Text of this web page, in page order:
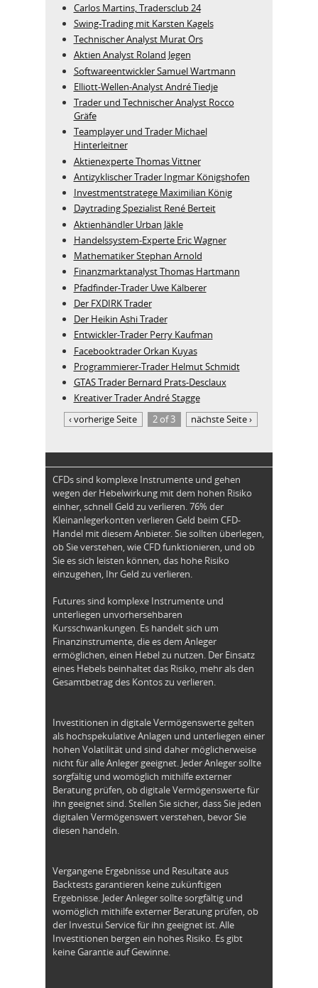
Carlos Martins, Tradersclub 24
Swing-Trading mit Karsten Kagels
Technischer Analyst Murat Örs
Aktien Analyst Roland Jegen
Softwareentwickler Samuel Wartmann
Elliott-Wellen-Analyst André Tiedje
Trader und Technischer Analyst Rocco
Gräfe
Teamplayer und Trader Michael
Hinterleitner
Aktienexperte Thomas Vittner
Antizyklischer Trader Ingmar Königshofen
Investmentstratege Maximilian König
Daytrading Spezialist René Berteit
Aktienhändler Urban Jäkle
Handelssystem-Experte Eric Wagner
Mathematiker Stephan Arnold
Finanzmarktanalyst Thomas Hartmann
Pfadfinder-Trader Uwe Kälberer
Der FXDIRK Trader
Der Heikin Ashi Trader
Entwickler-Trader Perry Kaufman
Facebooktrader Orkan Kuyas
Programmierer-Trader Helmut Schmidt
GTAS Trader Bernard Prats-Desclaux
Kreativer Trader André Stagge
‹ vorherige Seite
2 of 3 nächste Seite ›
CFDs sind komplexe Instrumente und gehen
wegen der Hebelwirkung mit dem hohen Risiko
einher, schnell Geld zu verlieren. 76% der
Kleinanlegerkonten verlieren Geld beim CFD-
Handel mit diesem Anbieter. Sie sollten überlegen,
ob Sie verstehen, wie CFD funktionieren, und ob
Sie es sich leisten können, das hohe Risiko
einzugehen, Ihr Geld zu verlieren.
Futures sind komplexe Instrumente und
unterliegen unvorhersehbaren
Kursschwankungen. Es handelt sich um
Finanzinstrumente, die es dem Anleger
ermöglichen, einen Hebel zu nutzen. Der Einsatz
eines Hebels beinhaltet das Risiko, mehr als den
Gesamtbetrag des Kontos zu verlieren.
Investitionen in digitale Vermögenswerte gelten
als hochspekulative Anlagen und unterliegen einer
hohen Volatilität und sind daher möglicherweise
nicht für alle Anleger geeignet. Jeder Anleger sollte
sorgfältig und womöglich mithilfe externer
Beratung prüfen, ob digitale Vermögenswerte für
ihn geeignet sind. Stellen Sie sicher, dass Sie jeden
digitalen Vermögenswert verstehen, bevor Sie
diesen handeln.
Vergangene Ergebnisse und Resultate aus
Backtests garantieren keine zukünftigen
Ergebnisse. Jeder Anleger sollte sorgfältig und
womöglich mithilfe externer Beratung prüfen, ob
der Investui Service für ihn geeignet ist. Alle
Investitionen bergen ein hohes Risiko. Es gibt
keine Garantie auf Gewinne.